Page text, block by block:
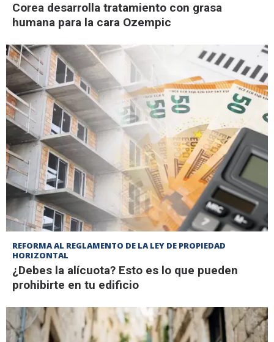
Corea desarrolla tratamiento con grasa
humana para la cara Ozempic
REFORMA AL REGLAMENTO DE LA LEY DE PROPIEDAD
HORIZONTAL
¿Debes la alícuota? Esto es lo que pueden
prohibirte en tu edificio